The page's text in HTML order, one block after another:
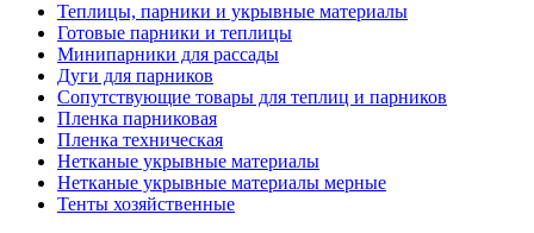
Теплицы, парники и укрывные материалы
Готовые парники и теплицы
Минипарники для рассады
Дуги для парников
Сопутствующие товары для теплиц и парников
Пленка парниковая
Пленка техническая
Нетканые укрывные материалы
Нетканые укрывные материалы мерные
Тенты хозяйственные